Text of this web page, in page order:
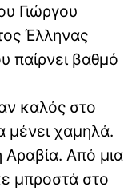
Γιώργου
Έλληνας
παίρνει βαθμό
καλός στο
μένει χαμηλά.
Αραβία. Από μια
μπροστά στο